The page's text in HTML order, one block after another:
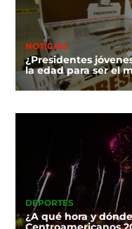
NOTICIAS
¿Presidentes
la edad para ser el
DEPORTES
¿A qué hora y